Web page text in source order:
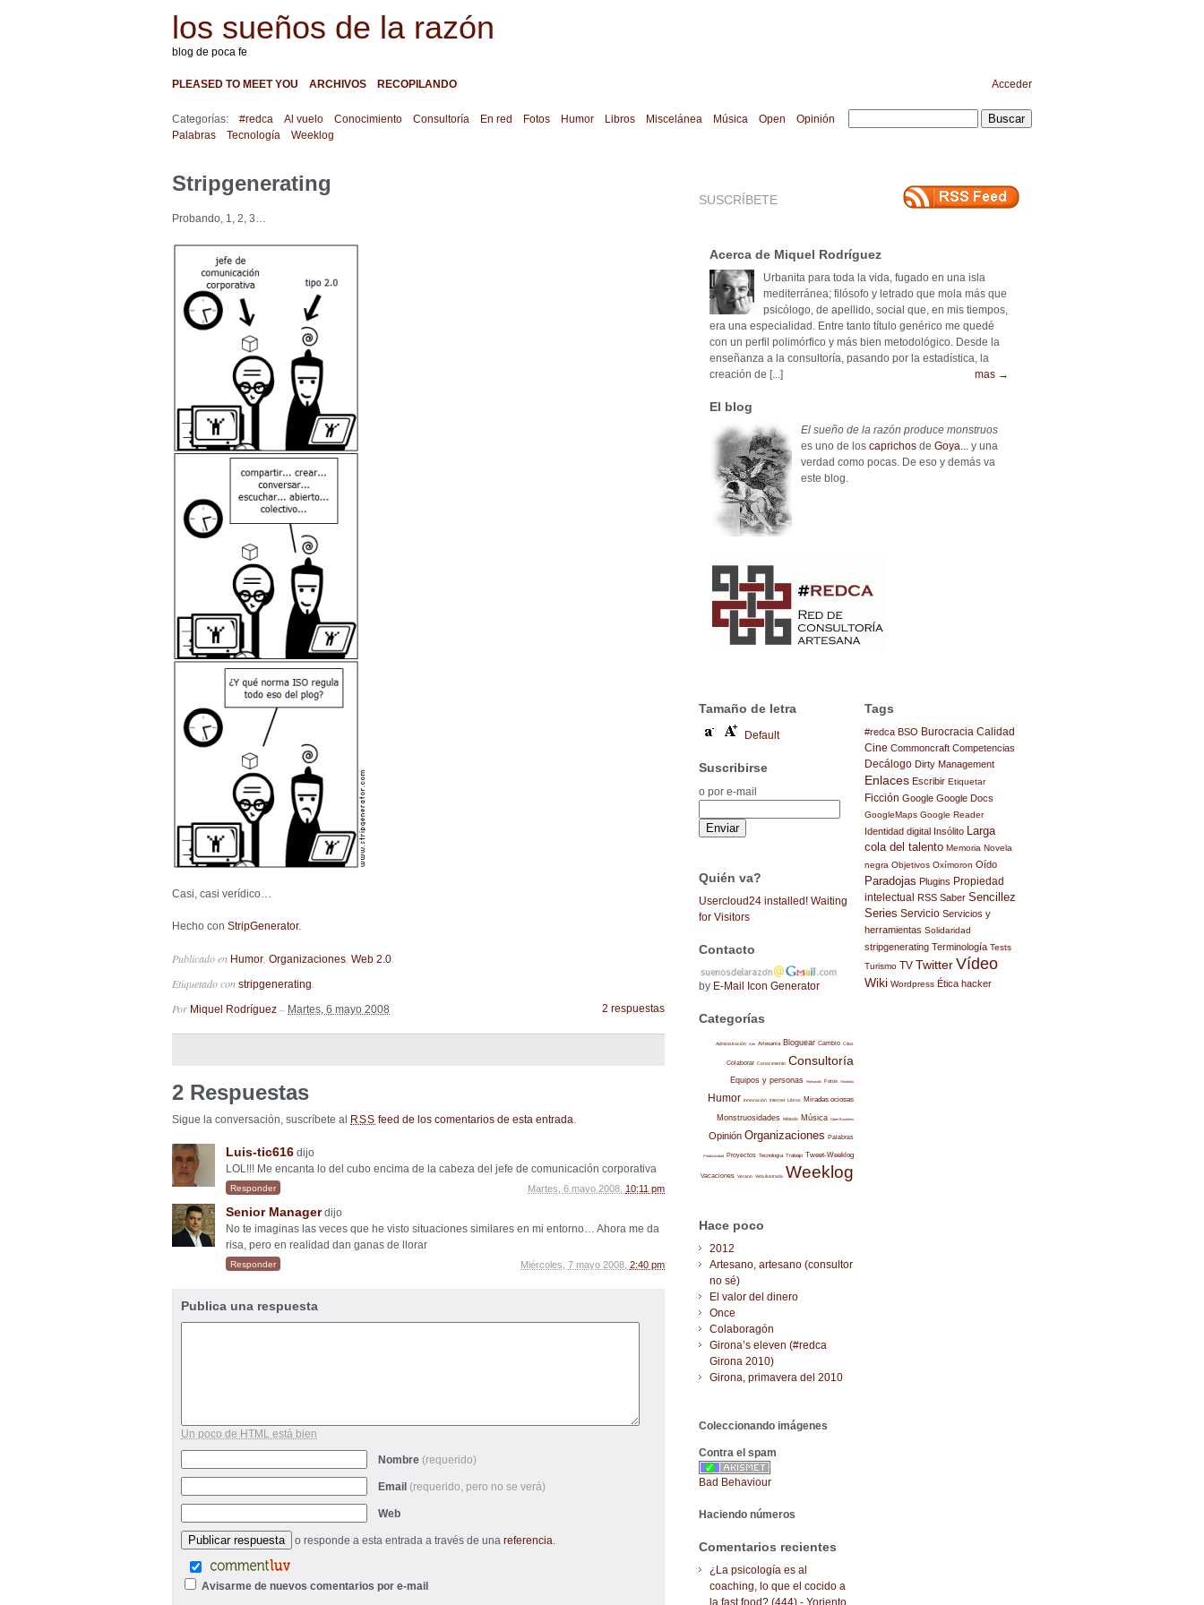
los sueños de la razón
blog de poca fe
PLEASED TO MEET YOU ARCHIVOS RECOPILANDO Acceder
Categorías: #redca Al vuelo Conocimiento Consultoría En red Fotos Humor Libros Miscelánea Música Open
Opinión
Palabras
Tecnología Weeklog
Stripgenerating
Probando, 1, 2, 3…
Casi, casi verídico…
Hecho con StripGenerator.
Publicado en Humor Organizaciones Web 2.0
Etiquetado con stripgenerating
2 respuestas
Por Miquel Rodríguez – Martes, 6 mayo 2008
2 Respuestas
Sigue la conversación, suscríbete al RSS feed de los comentarios de esta entrada.
Luis-tic616 dijo
LOL!!! Me encanta lo del cubo encima de la cabeza del jefe de comunicación corporativa
Martes, 6 mayo 2008, 10:11 pm
Responder
Senior Manager dijo
No te imaginas las veces que he visto situaciones similares en mi entorno… Ahora me da
risa, pero en realidad dan ganas de llorar
Miércoles, 7 mayo 2008, 2:40 pm
Responder
Publica una respuesta
Un poco de HTML está bien
Nombre (requerido)
Email (requerido, pero no se verá)
Web
o responde a esta entrada a través de una referencia.
Avisarme de nuevos comentarios por e-mail
SUSCRÍBETE
Acerca de Miquel Rodríguez
Urbanita para toda la vida, fugado en una isla
mediterránea; filósofo y letrado que mola más que
psicólogo, de apellido, social que, en mis tiempos,
era una especialidad. Entre tanto título genérico me quedé
con un perfil polimórfico y más bien metodológico. Desde la
enseñanza a la consultoría, pasando por la estadística, la
creación de [...]
mas →
El blog
El sueño de la razón produce monstruos
es uno de los caprichos de Goya... y una
verdad como pocas. De eso y demás va
este blog.
Tamaño de letra
Default
Suscribirse
o por e-mail
Quién va?
Usercloud24 installed! Waiting
for Visitors
Contacto
by E-Mail Icon Generator
Categorías
Administración Arte Artesanía Bloguear Cambio Citas
Colaborar Conocimiento Consultoría
Equipos y personas Formación Fotos Historias
Humor Innovación Internet Libros Miradas ociosas
Monstruosidades Método Música Open Business
Opinión Organizaciones Palabras
Productividad Proyectos Tecnología Trabajo Tweet-Weeklog
Vacaciones Verano Vida ilustrada Weeklog
Hace poco
2012
Artesano, artesano (consultor
no sé)
El valor del dinero
Once
Colaboragón
Girona’s eleven (#redca
Girona 2010)
Girona, primavera del 2010
Coleccionando imágenes
Contra el spam
Bad Behaviour
Haciendo números
Comentarios recientes
¿La psicología es al
coaching, lo que el cocido a
Tags
#redca BSO Burocracia Calidad
Cine Commoncraft Competencias
Decálogo Dirty Management
Enlaces Escribir Etiquetar
Ficción Google Google Docs
GoogleMaps Google Reader
Identidad digital Insólito Larga
cola del talento Memoria Novela
negra Objetivos Oxímoron Oído
Paradojas Plugins Propiedad
intelectual
RSS Saber Sencillez
Series Servicio Servicios y
herramientas Solidaridad
stripgenerating Terminología Tests
Turismo TV Twitter Vídeo
Wiki Wordpress Ética hacker